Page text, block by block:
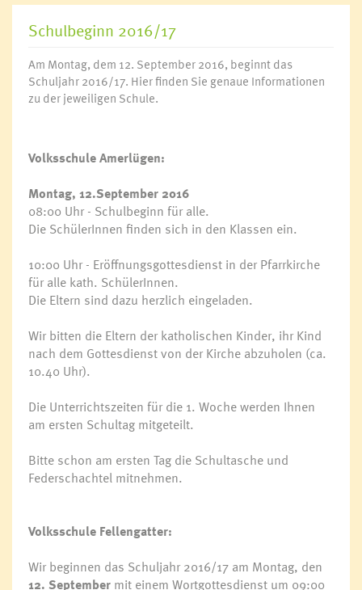
Schulbeginn 2016/17
Am Montag, dem 12. September 2016, beginnt das
Schuljahr 2016/17. Hier finden Sie genaue Informationen
zu der jeweiligen Schule.
Volksschule Amerlügen:
Montag, 12.September 2016
08:00 Uhr - Schulbeginn für alle.
Die SchülerInnen finden sich in den Klassen ein.
10:00 Uhr - Eröffnungsgottesdienst in der Pfarrkirche
für alle kath. SchülerInnen.
Die Eltern sind dazu herzlich eingeladen.
Wir bitten die Eltern der katholischen Kinder, ihr Kind
nach dem Gottesdienst von der Kirche abzuholen (ca.
10.40 Uhr).
Die Unterrichtszeiten für die 1. Woche werden Ihnen
am ersten Schultag mitgeteilt.
Bitte schon am ersten Tag die Schultasche und
Federschachtel mitnehmen.
Volksschule Fellengatter:
Wir beginnen das Schuljahr 2016/17 am Montag, den
12. September mit einem Wortgottesdienst um 09:00